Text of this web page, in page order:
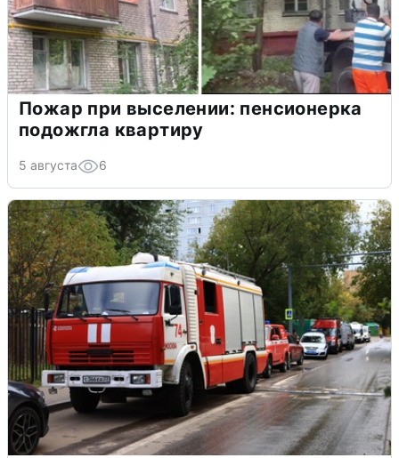
Пожар при выселении: пенсионерка
подожгла квартиру
5 августа 6